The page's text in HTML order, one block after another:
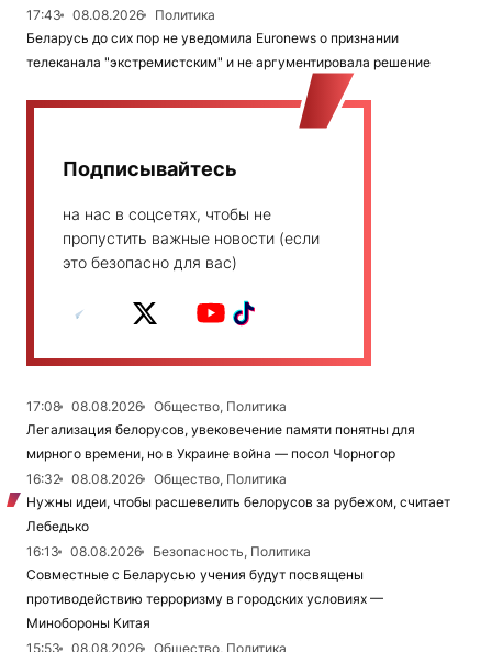
17:43
08.08.2026
Политика
Беларусь до сих пор не уведомила Euronews о признании
телеканала "экстремистским" и не аргументировала решение
Подписывайтесь
на нас в соцсетях, чтобы не
пропустить важные новости (если
это безопасно для вас)
17:08 08.08.2026
Общество, Политика
Легализация белорусов, увековечение памяти понятны для
мирного времени, но в Украине война — посол Чорногор
16:32
08.08.2026
Общество, Политика
Нужны идеи, чтобы расшевелить белорусов за рубежом, считает
Лебедько
16:13
08.08.2026
Безопасность, Политика
Совместные с Беларусью учения будут посвящены
противодействию терроризму в городских условиях —
Минобороны Китая
15:53
08.08.2026
Общество, Политика